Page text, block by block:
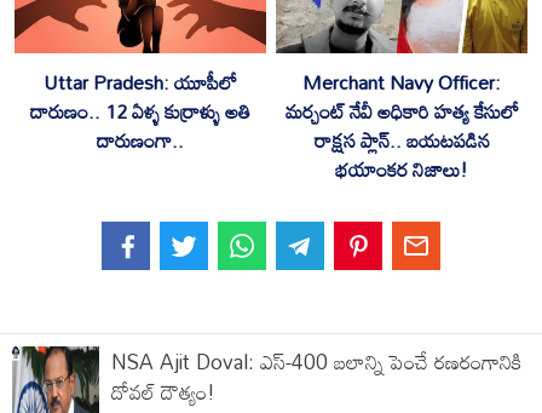
Uttar Pradesh: యూపీలో
దారుణం.. 12 ఏళ్ళ కుర్రాళ్ళు అతి
దారుణంగా..
Merchant Navy Officer:
మర్చంట్ నేవీ అధికారి హత్య కేసులో
రాక్షస ప్లాన్.. బయటపడిన
భయాంకర నిజాలు!
NSA Ajit Doval: ఎస్-400 బలాన్ని పెంచే రణరంగానికి
దోవల్ దౌత్యం!